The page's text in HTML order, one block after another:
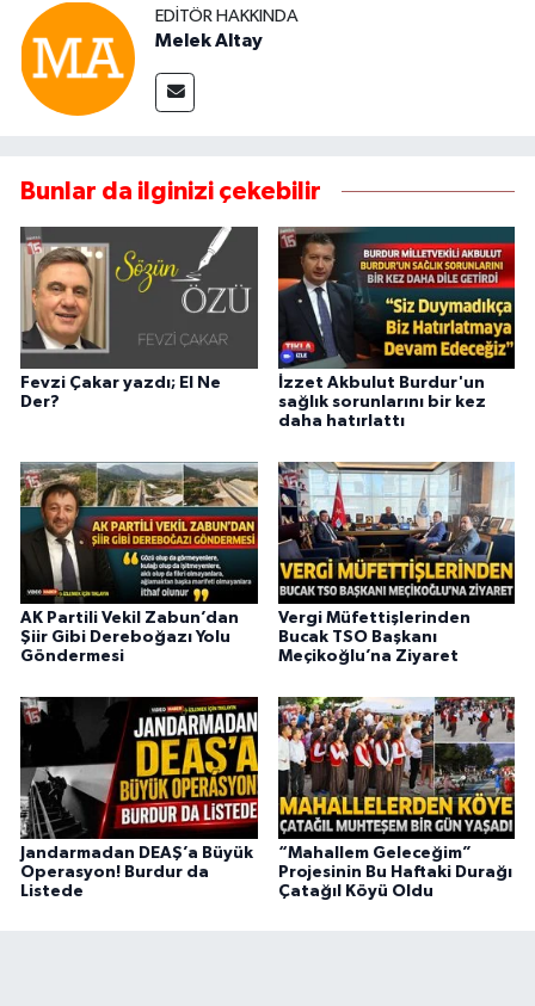
EDITÖR HAKKINDA
Melek Altay
Bunlar da ilginizi çekebilir
Fevzi Çakar yazdı; El Ne
Der?
İzzet Akbulut Burdur'un
sağlık sorunlarını bir kez
daha hatırlattı
AK Partili Vekil Zabun’dan
Şiir Gibi Dereboğazı Yolu
Göndermesi
Vergi Müfettişlerinden
Bucak TSO Başkanı
Meçikoğlu’na Ziyaret
Jandarmadan DEAŞ’a Büyük
Operasyon! Burdur da
Listede
“Mahallem Geleceğim”
Projesinin Bu Haftaki Durağı
Çatağıl Köyü Oldu